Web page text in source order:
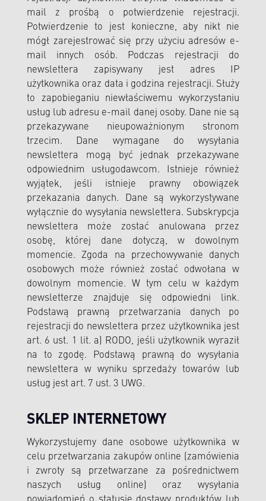
mail z prośbą o potwierdzenie rejestracji.
Potwierdzenie to jest konieczne, aby nikt nie
mógł zarejestrować się przy użyciu adresów e-
mail innych osób. Podczas rejestracji do
newslettera zapisywany jest adres IP
użytkownika oraz data i godzina rejestracji. Służy
to zapobieganiu niewłaściwemu wykorzystaniu
usług lub adresu e-mail danej osoby. Dane nie są
przekazywane nieupoważnionym stronom
trzecim. Dane wymagane do wysyłania
newslettera mogą być jednak przekazywane
odpowiednim usługodawcom. Istnieje również
wyjątek, jeśli istnieje prawny obowiązek
przekazania danych. Dane są wykorzystywane
wyłącznie do wysyłania newslettera. Subskrypcja
newslettera może zostać anulowana przez
osobę, której dane dotyczą, w dowolnym
momencie. Zgoda na przechowywanie danych
osobowych może również zostać odwołana w
dowolnym momencie. W tym celu w każdym
newsletterze znajduje się odpowiedni link.
Podstawą prawną przetwarzania danych po
rejestracji do newslettera przez użytkownika jest
art. 6 ust. 1 lit. a) RODO, jeśli użytkownik wyraził
na to zgodę. Podstawą prawną do wysyłania
newslettera w wyniku sprzedaży towarów lub
usług jest art. 7 ust. 3 UWG.
SKLEP INTERNETOWY
Wykorzystujemy dane osobowe użytkownika w
celu przetwarzania zakupów online (zamówienia
i zwroty są przetwarzane za pośrednictwem
naszych usług online) oraz wysyłania